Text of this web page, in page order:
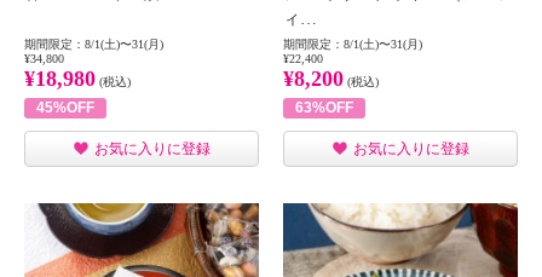
期間限定：8/1(土)〜31(月)
¥34,800
¥18,980 (税込)
45%OFF
お気に入りに登録
ィ…
期間限定：8/1(土)〜31(月)
¥22,400
¥8,200 (税込)
63%OFF
お気に入りに登録